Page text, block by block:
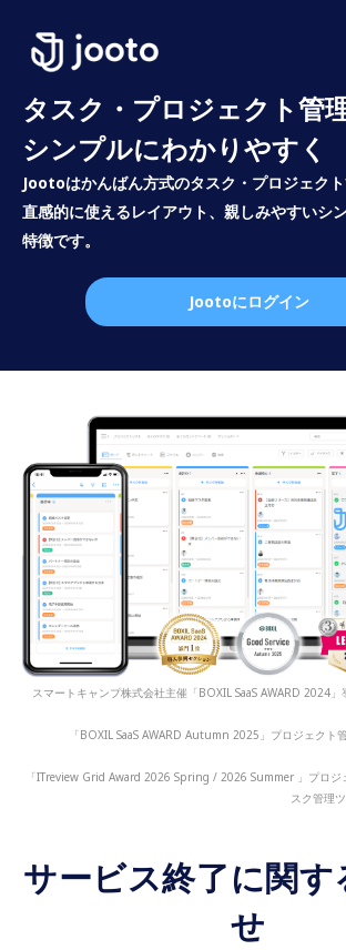
タスク・プロジェクト管
シンプルにわかりやすく
Jootoはかんばん方式のタスク・プロジェクト
直感的に使えるレイアウト、親しみやすいシ
特徴です。
Jootoにログイン
スマートキャンプ株式会社主催「BOXIL SaaS AWARD 2024
「BOXIL SaaS AWARD Autumn 2025」プロジェクト
「ITreview Grid Award 2026 Spring / 2026 Summer 」プロジ
スク管理
サービス終了に関す
せ